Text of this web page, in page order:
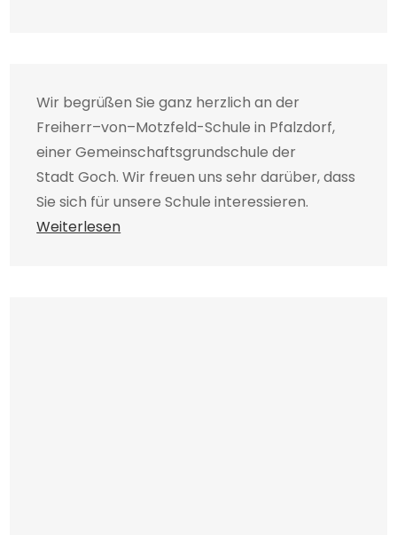
Wir begrüßen Sie ganz herzlich an der
Freiherr–von–Motzfeld-Schule in Pfalzdorf,
einer Gemeinschaftsgrundschule der
Stadt Goch. Wir freuen uns sehr darüber, dass
Sie sich für unsere Schule interessieren.
Weiterlesen